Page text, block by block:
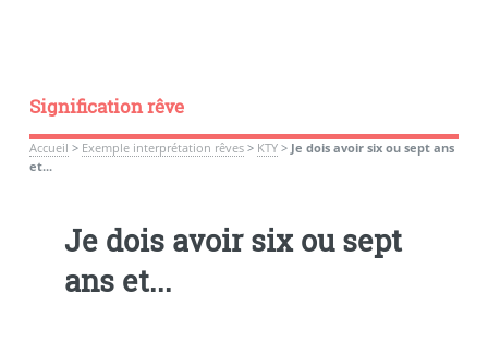
Signification rêve
Accueil > Exemple interprétation rêves> KTY> Je dois avoir six ou sept ans
et...
Je dois avoir six ou sept
ans et...